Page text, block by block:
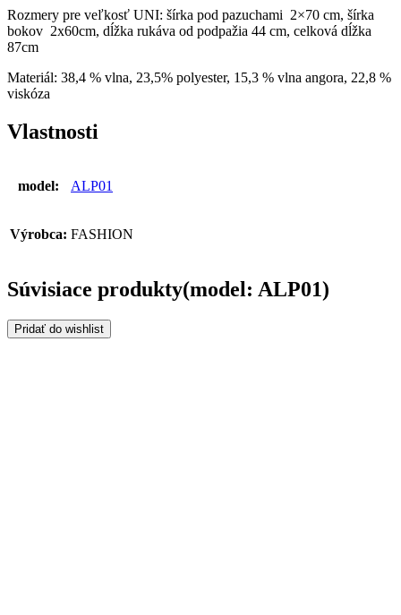
Rozmery pre veľkosť UNI: šírka pod pazuchami 2×70 cm, šírka
bokov 2x60cm, dĺžka rukáva od podpažia 44 cm, celková dĺžka
87cm
Materiál: 38,4 % vlna, 23,5% polyester, 15,3 % vlna angora, 22,8 %
viskóza
Vlastnosti
model: ALP01
Výrobca: FASHION
Súvisiace produkty(model: ALP01)
Pridať do wishlist